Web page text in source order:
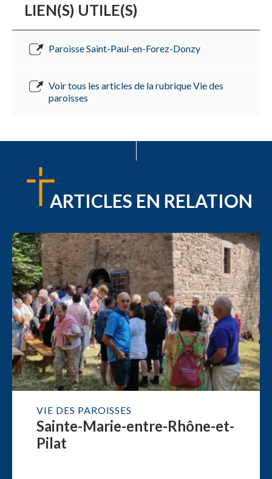
LIEN(S) UTILE(S)
Paroisse Saint-Paul-en-Forez-Donzy
Voir tous les articles de la rubrique Vie des
paroisses
ARTICLES EN RELATION
VIE DES PAROISSES
Sainte-Marie-entre-Rhône-et-
Pilat